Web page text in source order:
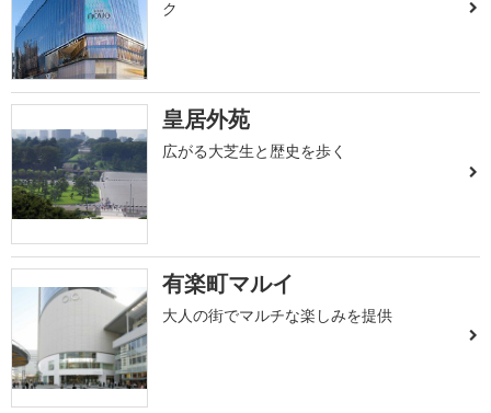
ク
皇居外苑
広がる大芝生と歴史を歩く
有楽町マルイ
大人の街でマルチな楽しみを提供